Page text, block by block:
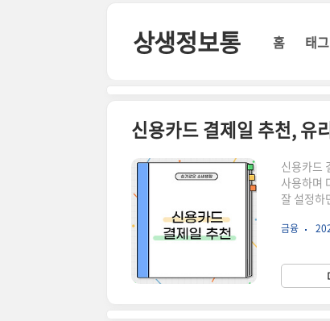
상생정보통 홈 태그
신용카드 결제일 추천, 유
신용카드
사용하며
잘 설정하
결제일을
드 결제일
보다 효
금융